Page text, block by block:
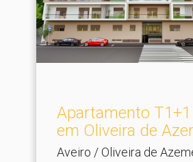
Apartamento
em Oliveira de
Aveiro / Oliveira de